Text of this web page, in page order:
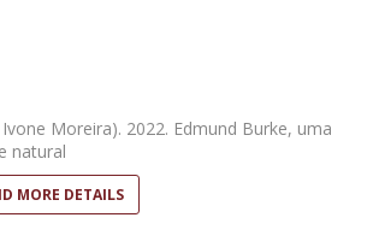
Moreira). 2022. Edmund Burke, uma
natural
MORE DETAILS